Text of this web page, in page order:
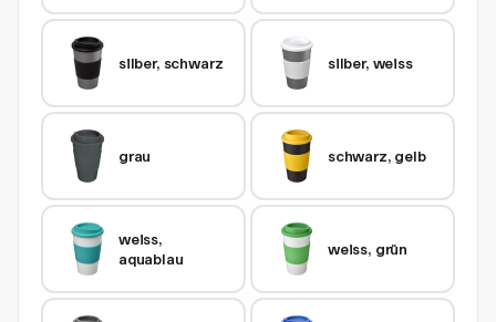
silber, schwarz silber, weiss
grau schwarz, gelb
weiss,
aquablau
weiss, grün